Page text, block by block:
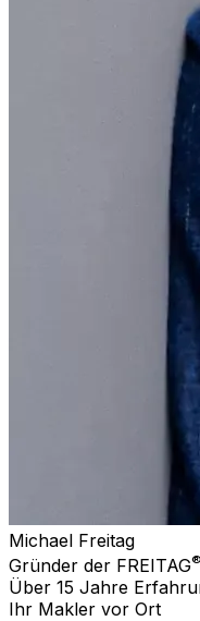
Michael Freitag
Gründer der FREITAG®
Über 15 Jahre
Ihr Makler vor Ort